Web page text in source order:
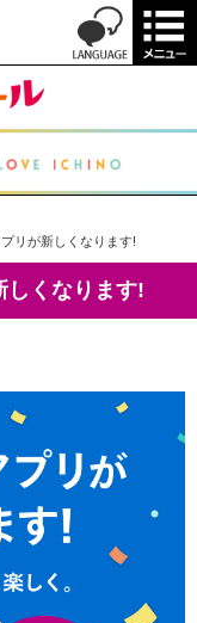
リが新しくなります!
しくなります!